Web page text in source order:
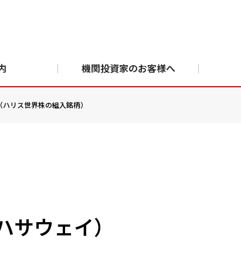
機関投資家のお客様へ
リス世界株の組入銘柄）
ウェイ）